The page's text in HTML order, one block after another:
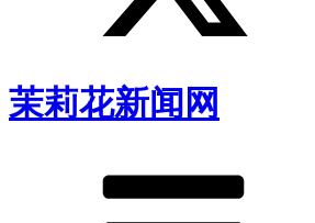
茉莉花新闻网